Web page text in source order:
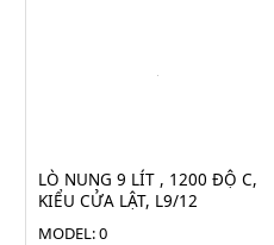
LÒ NUNG 9 LÍT , 1200 ĐỘ C,
KIỂU CỬA LẬT, L9/12
MODEL: 0